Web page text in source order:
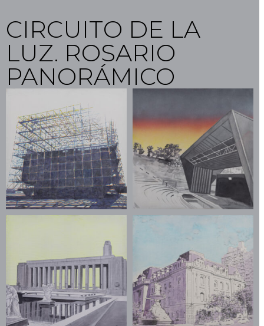
CIRCUITO DE LA
LUZ. ROSARIO
PANORÁMICO​